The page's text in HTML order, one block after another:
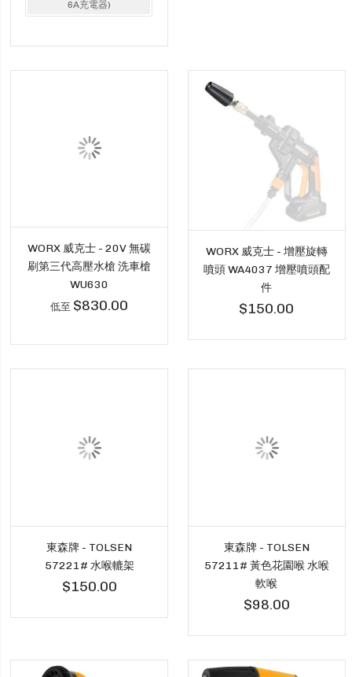
6A充電器)
WORX 威克士 - 20V 無碳
刷第三代高壓水槍 洗車槍
WU630
低至 $830.00
WORX 威克士 - 增壓旋轉
噴頭 WA4037 增壓噴頭配
件
$150.00
東森牌 - TOLSEN
57221# 水喉轆架
$150.00
東森牌 - TOLSEN
57211# 黃色花園喉 水喉
軟喉
$98.00